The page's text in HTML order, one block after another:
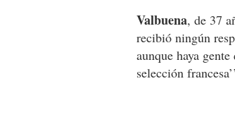
Valbuena, de 37
recibió ningún
aunque haya
selección